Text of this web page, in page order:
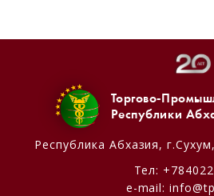
Торгово-
Республики
Республика Абхазия,
Тел:
e-mail: